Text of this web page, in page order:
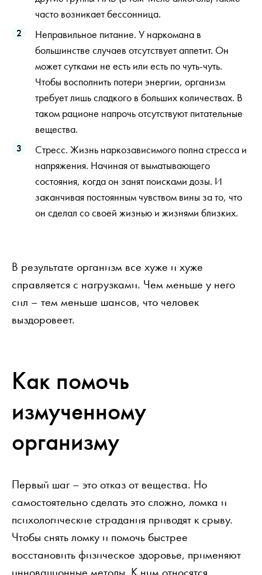
часто возникает бессонница.
Неправильное питание. У наркомана в
большинстве случаев отсутствует аппетит. Он
может сутками не есть или есть по чуть-чуть.
Чтобы восполнить потери энергии, организм
требует лишь сладкого в больших количествах. В
таком рационе напрочь отсутствуют питательные
вещества.
Стресс. Жизнь наркозависимого полна стресса и
напряжения. Начиная от выматывающего
состояния, когда он занят поисками дозы. И
заканчивая постоянным чувством вины за то, что
он сделал со своей жизнью и жизнями близких.
В результате организм все хуже и хуже
справляется с нагрузками. Чем меньше у него
сил – тем меньше шансов, что человек
выздоровеет.
Как помочь
измученному
организму
Первый шаг – это отказ от вещества. Но
самостоятельно сделать это сложно, ломка и
психологические страдания приводят к срыву.
Чтобы снять ломку и помочь быстрее
восстановить физическое здоровье, применяют